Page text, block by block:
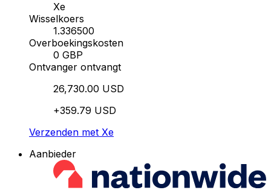
Xe
Wisselkoers
1.336500
Overboekingskosten
0 GBP
Ontvanger ontvangt
26,730.00 USD
+359.79 USD
Verzenden met Xe
Aanbieder